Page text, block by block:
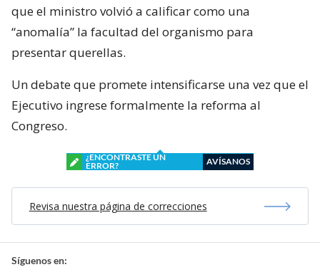
que el ministro volvió a calificar como una
“anomalía” la facultad del organismo para
presentar querellas.
Un debate que promete intensificarse una vez que el
Ejecutivo ingrese formalmente la reforma al
Congreso.
¿ENCONTRASTE UN
ERROR?
AVÍSANOS
Revisa nuestra página de correcciones
Síguenos en: